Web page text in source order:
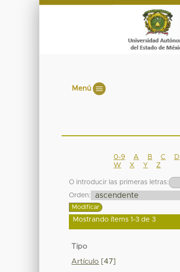
Menú
0-9 A B C D
W
X Y Z
O introducir las primeras letras:
Orden:
Mostrando ítems 1-3 de 3
Tipo
Artículo [47]